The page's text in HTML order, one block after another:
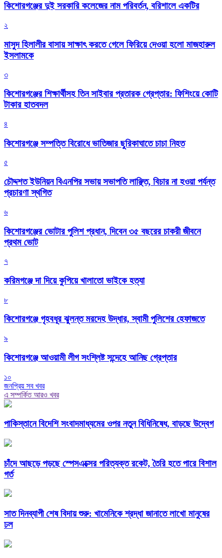
কিশোরগঞ্জের দুই সরকারি কলেজের নাম পরিবর্তন, বরিশালে একটির
২
মাসুদ হিলালীর বাসায় সাক্ষাৎ করতে গেলে ফিরিয়ে দেওয়া হলো মাজহারুল
ইসলামকে
৩
কিশোরগঞ্জের শিক্ষার্থীসহ তিন সাইবার প্রতারক গ্রেপ্তার: ফিশিংয়ে কোটি
টাকার হাতবদল
৪
কিশোরগঞ্জে সম্পত্তি বিরোধে ভাতিজার ছুরিকাঘাতে চাচা নিহত
৫
চৌদ্দশত ইউনিয়ন বিএনপির সভায় সভাপতি লাঞ্ছিত, বিচার না হওয়া পর্যন্ত
প্রচারণা স্থগিত
৬
কিশোরগঞ্জের ভোটার পুলিশ প্রধান, দিবেন ৩৫ বছরের চাকরী জীবনে
প্রথম ভোট
৭
করিমগঞ্জে দা দিয়ে কুপিয়ে খালাতো ভাইকে হত্যা
৮
কিশোরগঞ্জে গৃহবধূর ঝুলন্ত মরদেহ উদ্ধার, স্বামী পুলিশের হেফাজতে
৯
কিশোরগঞ্জে আওয়ামী লীগ সংশ্লিষ্ট সন্দেহে আনিছ গ্রেপ্তার
১০
জনপ্রিয় সব খবর
এ সম্পর্কিত আরও খবর
পাকিস্তানে বিদেশি সংবাদমাধ্যমের ওপর নতুন বিধিনিষেধ, বাড়ছে উদ্বেগ
চাঁদে আছড়ে পড়ছে স্পেসএক্সের পরিত্যক্ত রকেট, তৈরি হতে পারে বিশাল
গর্ত
সাত দিনব্যাপী শেষ বিদায় শুরু: খামেনিকে শ্রদ্ধা জানাতে লাখো মানুষের
ঢল